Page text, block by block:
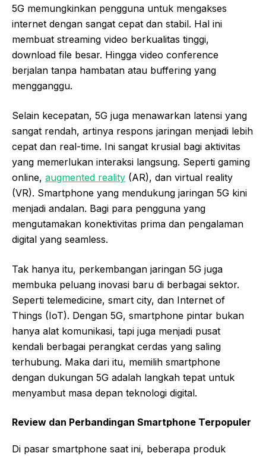
5G memungkinkan pengguna untuk mengakses
internet dengan sangat cepat dan stabil. Hal ini
membuat streaming video berkualitas tinggi,
download file besar. Hingga video conference
berjalan tanpa hambatan atau buffering yang
mengganggu.
Selain kecepatan, 5G juga menawarkan latensi yang
sangat rendah, artinya respons jaringan menjadi lebih
cepat dan real-time. Ini sangat krusial bagi aktivitas
yang memerlukan interaksi langsung. Seperti gaming
online, augmented reality (AR), dan virtual reality
(VR). Smartphone yang mendukung jaringan 5G kini
menjadi andalan. Bagi para pengguna yang
mengutamakan konektivitas prima dan pengalaman
digital yang seamless.
Tak hanya itu, perkembangan jaringan 5G juga
membuka peluang inovasi baru di berbagai sektor.
Seperti telemedicine, smart city, dan Internet of
Things (IoT). Dengan 5G, smartphone pintar bukan
hanya alat komunikasi, tapi juga menjadi pusat
kendali berbagai perangkat cerdas yang saling
terhubung. Maka dari itu, memilih smartphone
dengan dukungan 5G adalah langkah tepat untuk
menyambut masa depan teknologi digital.
Review dan Perbandingan Smartphone Terpopuler
Di pasar smartphone saat ini, beberapa produk